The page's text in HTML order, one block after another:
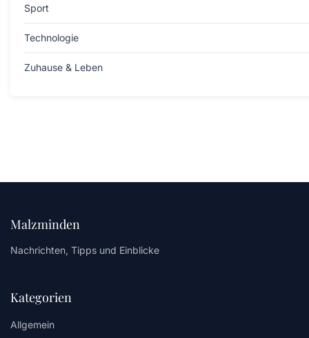
Sport
Technologie
Zuhause & Leben
Malzminden
Nachrichten, Tipps und Einblicke
Kategorien
Allgemein